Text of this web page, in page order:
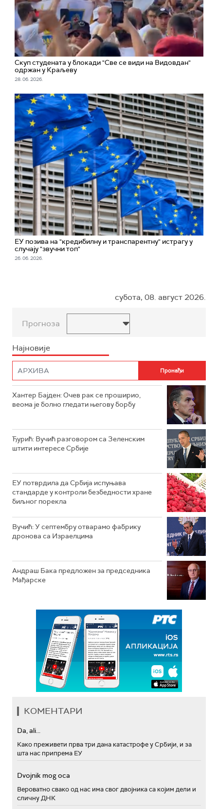
Скуп студената у блокади "Све се види на Видовдан"
одржан у Краљеву
28. 06. 2026.
ЕУ позива на "кредибилну и транспарентну" истрагу у
случају "звучни топ"
26. 06. 2026.
субота, 08. август 2026.
Прогноза
Најновије
Хантер Бајден: Очев рак се проширио,
веома је болно гледати његову борбу
Ђурић: Вучић разговором са Зеленским
штити интересе Србије
ЕУ потврдила да Србија испуњава
стандарде у контроли безбедности хране
биљног порекла
Вучић: У септембру отварамо фабрику
дронова са Израелцима
Андраш Бакa предложен за председника
Мађарске
КОМЕНТАРИ
Da, ali...
Како преживети прва три дана катастрофе у Србији, и за
шта нас припрема ЕУ
Dvojnik mog oca
Вероватно свако од нас има свог двојника са којим дели и
сличну ДНК